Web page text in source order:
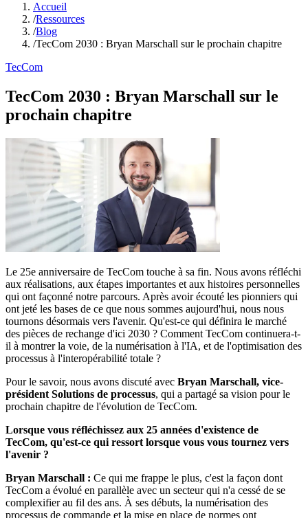
Accueil
/Ressources
/Blog
/TecCom 2030 : Bryan Marschall sur le prochain chapitre
TecCom
TecCom 2030 : Bryan Marschall sur le
prochain chapitre
Le 25e anniversaire de TecCom touche à sa fin. Nous avons réfléchi
aux réalisations, aux étapes importantes et aux histoires personnelles
qui ont façonné notre parcours. Après avoir écouté les pionniers qui
ont jeté les bases de ce que nous sommes aujourd'hui, nous nous
tournons désormais vers l'avenir. Qu'est-ce qui définira le marché
des pièces de rechange d'ici 2030 ? Comment TecCom continuera-t-
il à montrer la voie, de la numérisation à l'IA, et de l'optimisation des
processus à l'interopérabilité totale ?
Pour le savoir, nous avons discuté avec Bryan Marschall, vice-
président Solutions de processus, qui a partagé sa vision pour le
prochain chapitre de l'évolution de TecCom.
Lorsque vous réfléchissez aux 25 années d'existence de
TecCom, qu'est-ce qui ressort lorsque vous vous tournez vers
l'avenir ?
Bryan Marschall : Ce qui me frappe le plus, c'est la façon dont
TecCom a évolué en parallèle avec un secteur qui n'a cessé de se
complexifier au fil des ans. À ses débuts, la numérisation des
processus de commande et la mise en place de normes ont